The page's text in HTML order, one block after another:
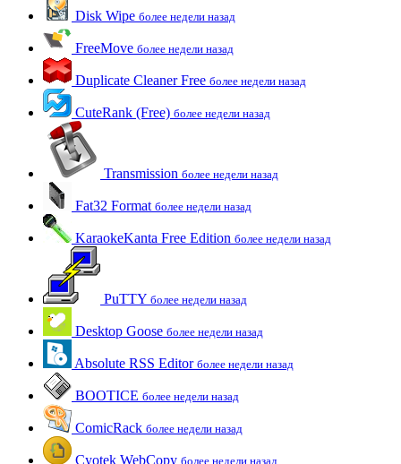
Disk Wipe более недели назад
FreeMove более недели назад
Duplicate Cleaner Free более недели назад
CuteRank (Free) более недели назад
Transmission более недели назад
Fat32 Format более недели назад
KaraokeKanta Free Edition более недели назад
PuTTY более недели назад
Desktop Goose более недели назад
Absolute RSS Editor более недели назад
BOOTICE более недели назад
ComicRack более недели назад
Cyotek WebCopy более недели назад